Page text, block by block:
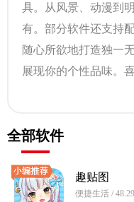
具。从风景、动漫到
有。部分软件还支持
随心所欲地打造独一
展现你的个性品味。
全部软件
趣贴图
便捷生活 /